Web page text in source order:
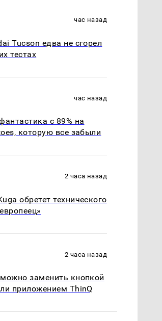
час назад
Tucson едва не сгорел
тестах
час назад
с 89% на
которую все забыли
2 часа назад
обретет технического
2 часа назад
можно заменить кнопкой
приложением ThinQ